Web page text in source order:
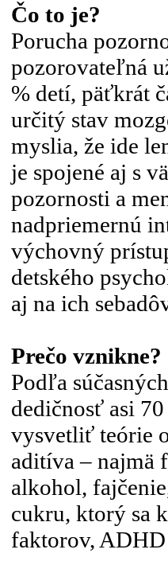
Čo to je?
Porucha
pozorovateľná
% detí, päťkrát
určitý stav
myslia, že ide
je spojené aj s
pozornosti a
nadpriemernú
výchovný
detského
aj na ich
Prečo vznikne?
Podľa
dedičnosť asi
vysvetliť teórie
aditíva – najmä
alkohol,
cukru, ktorý sa
faktorov, ADHD